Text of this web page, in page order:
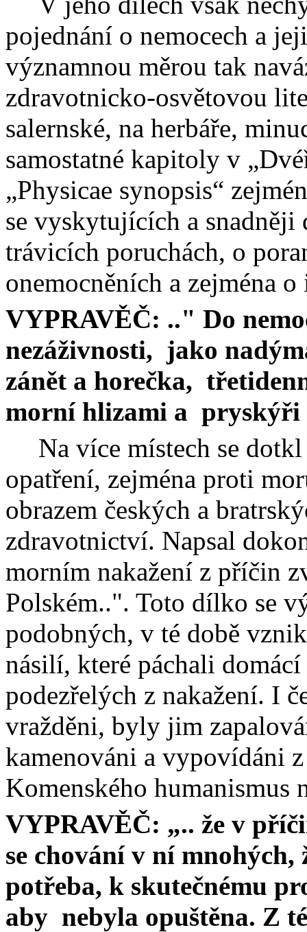
pojednání o nemocech a
významnou měrou tak
zdravotnicko-osvětovou
salernské, na herbáře,
samostatné kapitoly v
„Physicae synopsis“
se vyskytujících a snadněji
trávicích poruchách, o
onemocněních a zejména
VYPRAVĚČ: .." Do
nezáživnosti, jako
zánět a horečka,
morní hlizami a pryskýři
Na více místech se
opatření, zejména proti
obrazem českých a
zdravotnictví. Napsal
morním nakažení z příčin
Polském..". Toto dílko se
podobných, v té době
násilí, které páchali
podezřelých z nakažení. I
vražděni, byly jim
kamenováni a vypovídáni
Komenského humanismus
VYPRAVĚČ: „.. že v
se chování v ní mnohých,
potřeba, k skutečnému
aby nebyla opuštěna. Z